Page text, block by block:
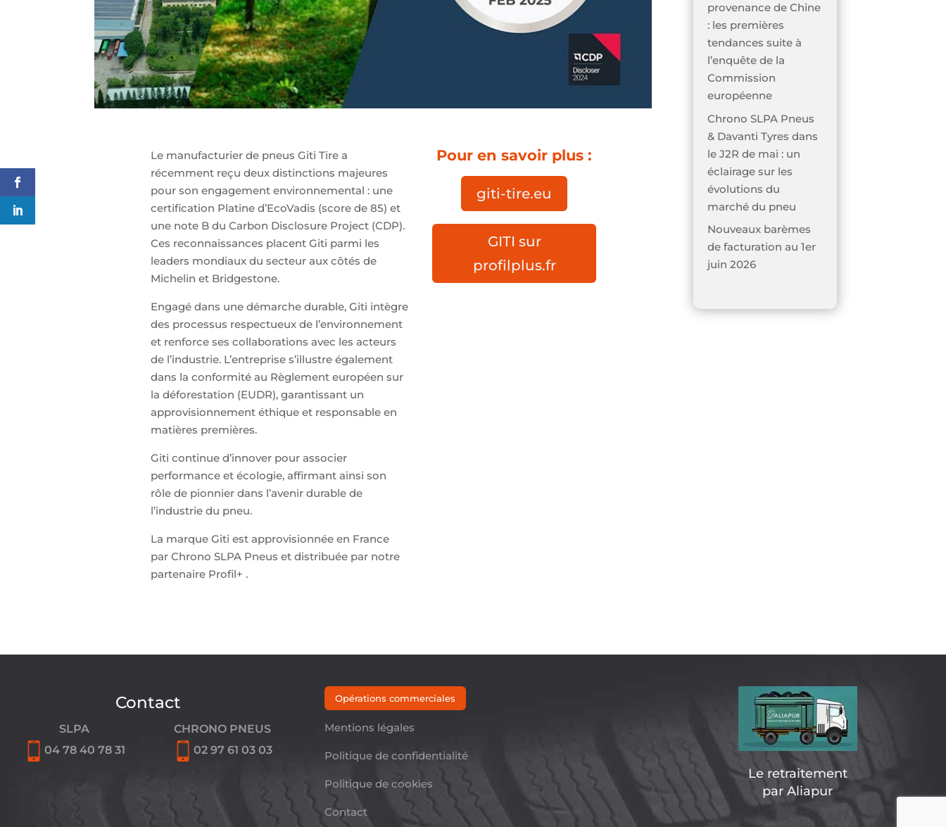
Le manufacturier de pneus Giti Tire a
récemment reçu deux distinctions majeures
pour son engagement environnemental : une
certification Platine d’EcoVadis (score de 85) et
une note B du Carbon Disclosure Project (CDP).
Ces reconnaissances placent Giti parmi les
leaders mondiaux du secteur aux côtés de
Michelin et Bridgestone.
Engagé dans une démarche durable, Giti intègre
des processus respectueux de l’environnement
et renforce ses collaborations avec les acteurs
de l’industrie. L’entreprise s’illustre également
dans la conformité au Règlement européen sur
la déforestation (EUDR), garantissant un
approvisionnement éthique et responsable en
matières premières.
Giti continue d’innover pour associer
performance et écologie, affirmant ainsi son
rôle de pionnier dans l’avenir durable de
l’industrie du pneu.
La marque Giti est approvisionnée en France
par Chrono SLPA Pneus et distribuée par notre
partenaire Profil+ .
Pour en savoir plus :
giti-tire.eu
GITI sur
profilplus.fr
provenance de Chine
: les premières
tendances suite à
l’enquête de la
Commission
européenne
Chrono SLPA Pneus
& Davanti Tyres dans
le J2R de mai : un
éclairage sur les
évolutions du
marché du pneu
Nouveaux barèmes
de facturation au 1er
juin 2026
Contact
SLPA
04 78 40 78 31
CHRONO PNEUS
02 97 61 03 03
Opérations commerciales
Mentions légales
Politique de confidentialité
Politique de cookies
Contact
Le retraitement
par Aliapur